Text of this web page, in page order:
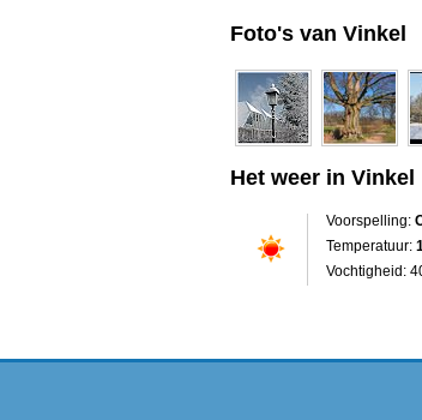
Foto's van Vinkel
Het weer in Vinkel
Voorspelling:
Temperatuur:
Vochtigheid: